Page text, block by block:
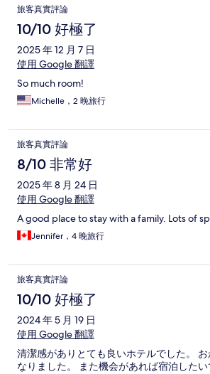
旅客真實評論
10/10 好極了
2025 年 12 月 7 日
使用 Google 翻譯
So much room!
Michelle，2 晚旅行
旅客真實評論
8/10 非常好
2025 年 8 月 24 日
使用 Google 翻譯
A good place to stay with a family. Lots of
Jennifer，4 晚旅行
旅客真實評論
10/10 好極了
2024 年 5 月 19 日
使用 Google 翻譯
清潔感がありとても良いホテルでした。
なりました。 また機会があれば宿泊したい